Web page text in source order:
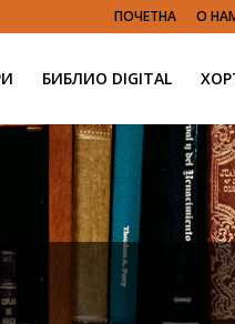
ПОЧЕТНА О
БИБЛИО DIGITAL